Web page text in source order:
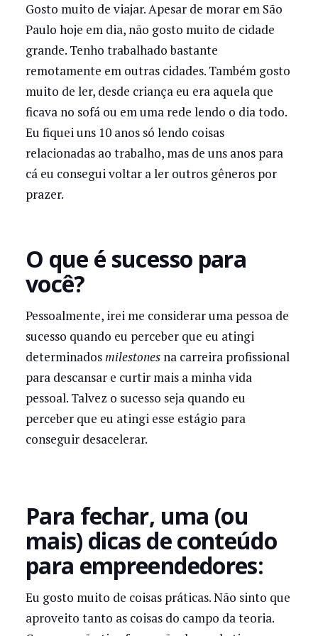
Gosto muito de viajar. Apesar de morar em São
Paulo hoje em dia, não gosto muito de cidade
grande. Tenho trabalhado bastante
remotamente em outras cidades. Também gosto
muito de ler, desde criança eu era aquela que
ficava no sofá ou em uma rede lendo o dia todo.
Eu fiquei uns 10 anos só lendo coisas
relacionadas ao trabalho, mas de uns anos para
cá eu consegui voltar a ler outros gêneros por
prazer.
O que é sucesso para
você?
Pessoalmente, irei me considerar uma pessoa de
sucesso quando eu perceber que eu atingi
determinadosmilestonesna carreira profissional
para descansar e curtir mais a minha vida
pessoal. Talvez o sucesso seja quando eu
perceber que eu atingi esse estágio para
conseguir desacelerar.
Para fechar, uma (ou
mais) dicas de conteúdo
para empreendedores:
Eu gosto muito de coisas práticas. Não sinto que
aproveito tanto as coisas do campo da teoria.